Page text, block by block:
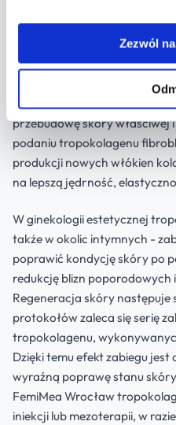
Zezwól
Tropokolagen sprawdza się
ale również w leczeniu blizn
Preparat wspiera procesie
rejony uszkodzonej tkanki,
przebudowę skóry właściwej
podaniu tropokolagenu
produkcji nowych włókien
na lepszą jędrność,
W ginekologii estetycznej
także w okolic intymnych -
poprawić kondycję skóry po
redukcję blizn poporodowych
Regeneracja skóry następuje
protokołów zaleca się serię
tropokolagenu,
Dzięki temu efekt zabiegu
wyraźną poprawę stanu
FemiMea Wrocław
iniekcji lub mezoterapii, w